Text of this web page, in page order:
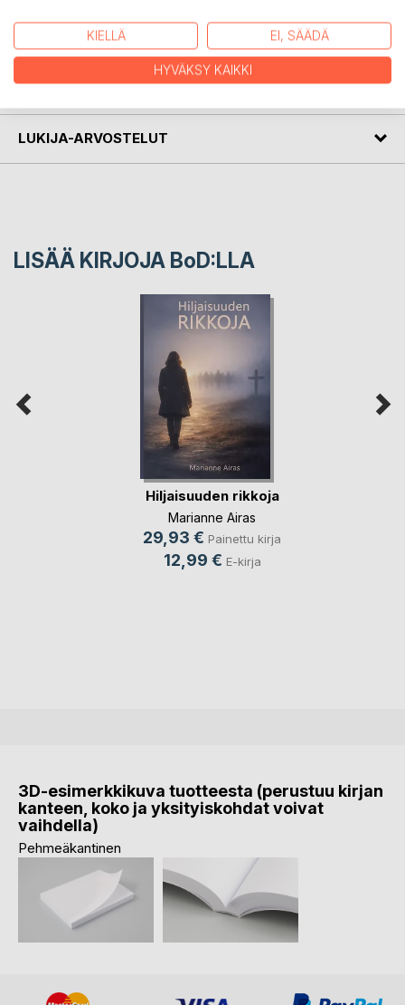
KIRJAILIJA
LEHDISTÖARVOSTELUT
LUKIJA-ARVOSTELUT
LISÄÄ KIRJOJA BoD:LLA
Hiljaisuuden rikkoja
Marianne Airas
29,93 € Painettu kirja
12,99 € E-kirja
3D-esimerkkikuva tuotteesta (perustuu kirjan
kanteen, koko ja yksityiskohdat voivat
vaihdella)
Pehmeäkantinen
KIELLÄ EI, SÄÄDÄ
HYVÄKSY KAIKKI